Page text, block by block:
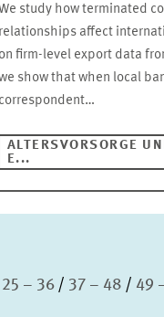
study how terminated
relationships affect
on firm-level export data
show that when local
correspondent…
ALTERSVORSORGE
E...
25 – 36 37 – 48 49